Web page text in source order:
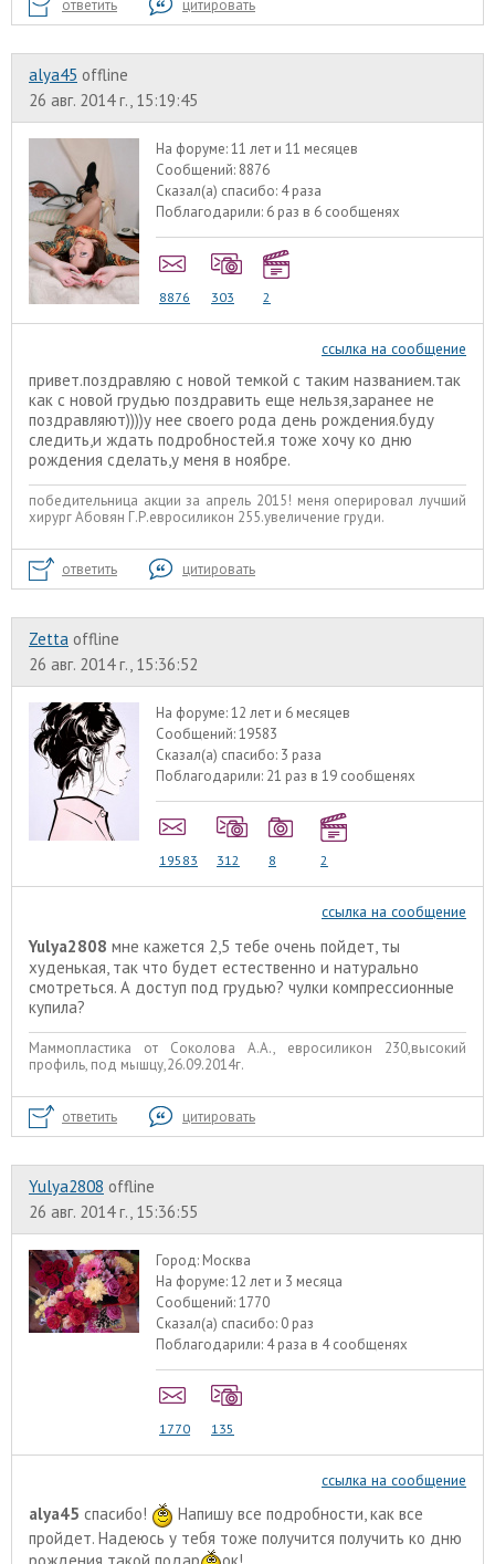
ответить цитировать
alyа45 offline
26 авг. 2014 г., 15:19:45
На форуме:11 лет и 11 месяцев
Сообщений: 8876
Сказал(а) спасибо: 4 раза
Поблагодарили: 6 раз в 6 сообщенях
8876 303 2
ссылка на сообщение
привет.поздравляю с новой темкой с таким названием.так
как с новой грудью поздравить еще нельзя,заранее не
поздравляют))))у нее своего рода день рождения.буду
следить,и ждать подробностей.я тоже хочу ко дню
рождения сделать,у меня в ноябре.
победительница акции за апрель 2015! меня оперировал лучший
хирург Абовян Г.Р.евросиликон 255.увеличение груди.
ответить цитировать
Zetta offline
26 авг. 2014 г., 15:36:52
На форуме:12 лет и 6 месяцев
Сообщений:19583
Сказал(а) спасибо: 3 раза
Поблагодарили: 21 раз в 19 сообщенях
19583 312 8 2
ссылка на сообщение
Yulya2808 мне кажется 2,5 тебе очень пойдет, ты
худенькая, так что будет естественно и натурально
смотреться. А доступ под грудью? чулки компрессионные
купила?
Маммопластика от Соколова А.А., евросиликон 230,высокий
профиль, под мышцу,26.09.2014г.
ответить цитировать
Yulya2808 offline
26 авг. 2014 г., 15:36:55
Город: Москва
На форуме:12 лет и 3 месяца
Сообщений:1770
Сказал(а) спасибо: 0 раз
Поблагодарили: 4 раза в 4 сообщенях
1770 135
ссылка на сообщение
alya45 спасибо!
Напишу все подробности, как все
пройдет. Надеюсь у тебя тоже получится получить ко дню